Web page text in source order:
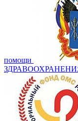
помощи